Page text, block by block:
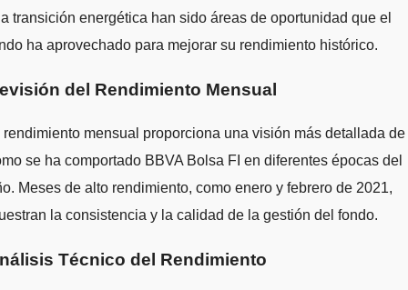
transición energética han sido áreas de oportunidad que el
ha aprovechado para mejorar su rendimiento histórico.
del Rendimiento Mensual
rendimiento mensual proporciona una visión más detallada de
se ha comportado BBVA Bolsa FI en diferentes épocas del
Meses de alto rendimiento, como enero y febrero de 2021,
la consistencia y la calidad de la gestión del fondo.
Técnico del Rendimiento